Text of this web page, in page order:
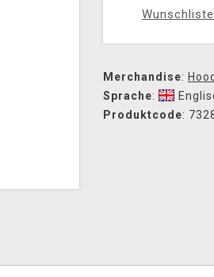
Wunschliste
Merchandise:
Sprache:
Produktcode: